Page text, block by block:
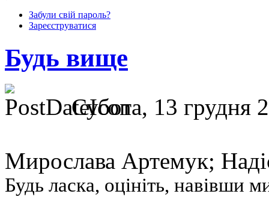
Забули свій пароль?
Зареєструватися
Будь вище
Субота, 13 грудня
Мирослава Артемук;
Будь ласка, оцініть, навівши